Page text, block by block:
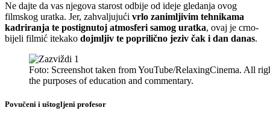
Ne dajte da vas njegova starost odbije od ideje gledanja ovog
filmskog uratka. Jer, zahvaljujući vrlo zanimljivim tehnikama
kadriranja te postignutoj atmosferi samog uratka, ovaj je crno-
bijeli filmić itekako dojmljiv te poprilično jeziv čak i dan danas.
Foto: Screenshot taken from YouTube/RelaxingCinema. All
the purposes of education and commentary.
Povučeni i uštogljeni profesor